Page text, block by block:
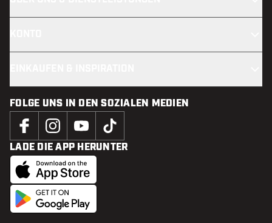
FOLGE UNS IN DEN SOZIALEN MEDIEN
LADE DIE APP HERUNTER